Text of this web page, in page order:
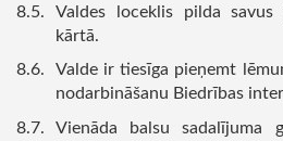
Valdes loceklis pilda savus
kārtā.
Valde ir tiesīga pieņemt
nodarbināšanu Biedrības
Vienāda balsu sadalījuma